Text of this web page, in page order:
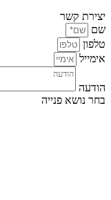
יצירת קשר
שם
טלפון
אימייל
הודעה
בחר נושא פנייה